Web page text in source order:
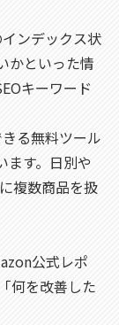
ンデックス状
かといった情
キーワード
る無料ツール
ます。日別や
複数商品を扱
公式レポ
何を改善した